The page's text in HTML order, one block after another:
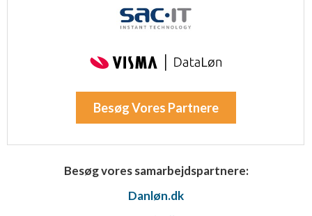
Besøg Vores Partnere
Besøg vores samarbejdspartnere:
Danløn.dk